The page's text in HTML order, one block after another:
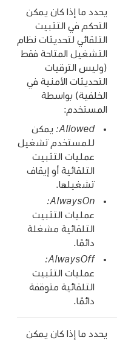
يحدد ما إذا كان يمكن
التحكم في التثبيت
التلقائي لتحديثات نظام
التشغيل المتاحة فقط
(وليس الترقيات
التحديثات الأمنية في
الخلفية) بواسطة
المستخدم:
‏Allowed:
يمكن
للمستخدم تشغيل
عمليات التثبيت
التلقائية أو إيقاف
تشغيلها.
‏AlwaysOn:
عمليات التثبيت
التلقائية مشغلة
دائمًا.
‏AlwaysOff:
عمليات التثبيت
التلقائية متوقفة
دائمًا.
يحدد ما إذا كان يمكن